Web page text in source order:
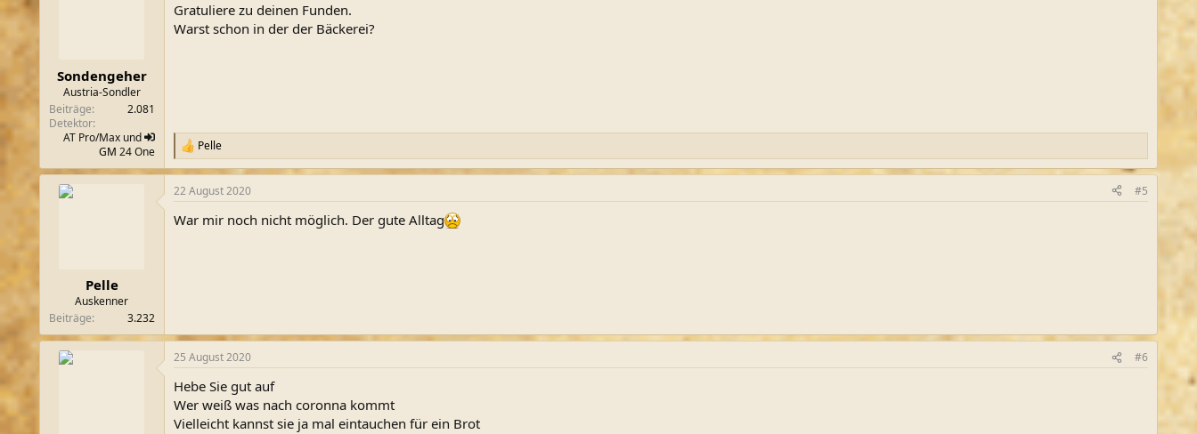
i
o
Sondengeher
Austria-Sondler
Beiträge
2.081
Detektor
AT Pro/Max und
GM 24 One
Gratuliere zu deinen Funden.
Warst schon in der der Bäckerei?
R
e
a
k
i
Pelle
Pelle
Auskenner
Beiträge
3.232
22 August 2020 #5
War mir noch nicht möglich. Der gute Alltag
25 August 2020 #6
Hebe Sie gut auf
Wer weiß was nach coronna kommt
Vielleicht kannst sie ja mal eintauchen für ein Brot